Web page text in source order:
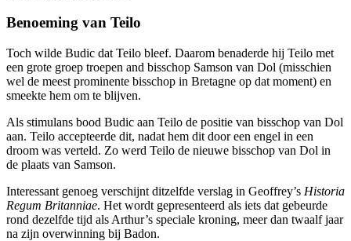
Benoeming van Teilo
Toch wilde Budic dat Teilo bleef. Daarom benaderde hij Teilo met
een grote groep troepen and bisschop Samson van Dol (misschien
wel de meest prominente bisschop in Bretagne op dat moment) en
smeekte hem om te blijven.
Als stimulans bood Budic aan Teilo de positie van bisschop van Dol
aan. Teilo accepteerde dit, nadat hem dit door een engel in een
droom was verteld. Zo werd Teilo de nieuwe bisschop van Dol in
de plaats van Samson.
Interessant genoeg verschijnt ditzelfde verslag in Geoffrey’s Historia
Regum Britanniae. Het wordt gepresenteerd als iets dat gebeurde
rond dezelfde tijd als Arthur’s speciale kroning, meer dan twaalf jaar
na zijn overwinning bij Badon.